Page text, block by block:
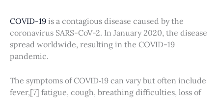
COVID-19 is a contagious disease caused by the
coronavirus SARS-CoV-2. In January 2020, the disease
spread worldwide, resulting in the COVID-19
pandemic.
The symptoms of COVID‑19 can vary but often include
fever,[7] fatigue, cough, breathing difficulties, loss of